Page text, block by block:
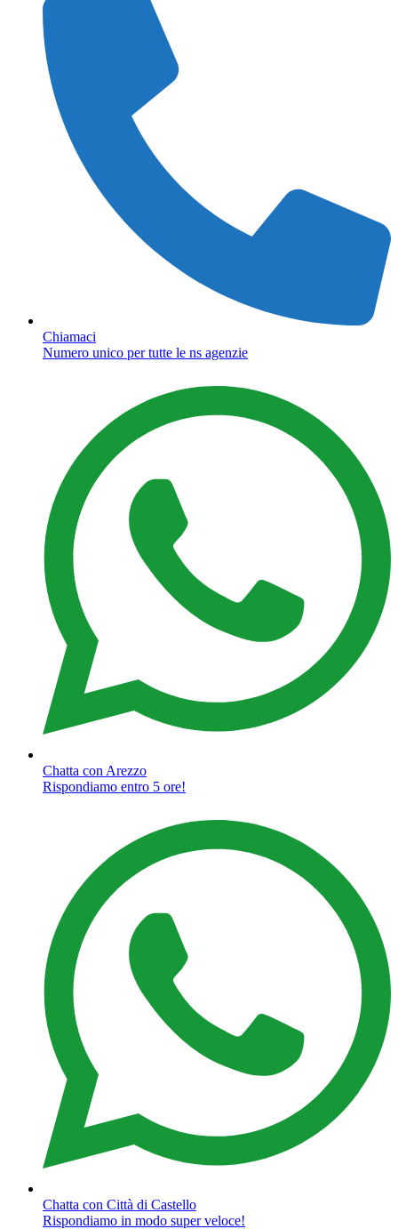
Chiamaci
Numero unico per tutte le ns agenzie
Chatta con Arezzo
Rispondiamo entro 5 ore!
Chatta con Città di Castello
Rispondiamo in modo super veloce!